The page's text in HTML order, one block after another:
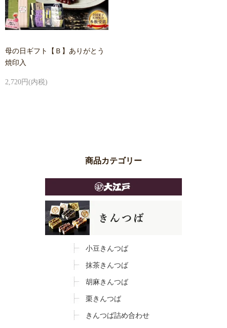
母の日ギフト【Ｂ】ありがとう
焼印入
2,720円(内税)
商品カテゴリー
小豆きんつば
抹茶きんつば
胡麻きんつば
栗きんつば
きんつば詰め合わせ